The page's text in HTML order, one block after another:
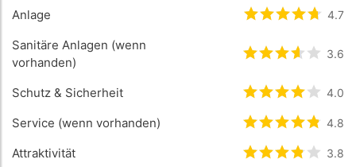
Anlage bewertet4.7/
4.7
Sanitäre Anlagen (wenn
vorhanden)
bewertet3.6/
3.6
Schutz & Sicherheit bewertet4 /5
4.0
Service (wenn vorhanden) bewertet4.8/
4.8
Attraktivität bewertet3.8/
3.8